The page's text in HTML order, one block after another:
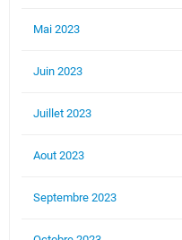
Mai 2023
Juin 2023
Juillet 2023
Aout 2023
Septembre 2023